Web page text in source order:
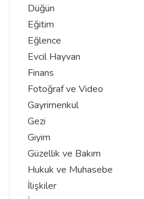
Düğün
Eğitim
Eğlence
Evcil Hayvan
Finans
Fotoğraf ve Video
Gayrimenkul
Gezi
Giyim
Güzellik ve Bakım
Hukuk ve Muhasebe
İlişkiler